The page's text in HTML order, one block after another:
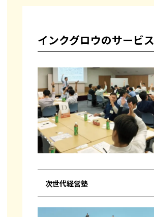
インクグロウのサービス
次世代経営塾